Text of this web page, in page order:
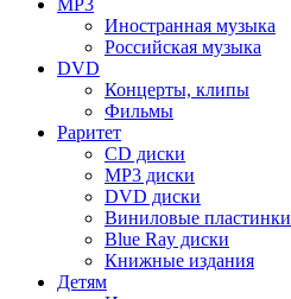
MP3
Иностранная музыка
Российская музыка
DVD
Концерты, клипы
Фильмы
Раритет
CD диски
MP3 диски
DVD диски
Виниловые пластинки
Blue Ray диски
Книжные издания
Детям